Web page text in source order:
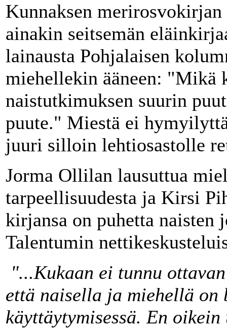
Kunnaksen
ainakin seitsemän
lainausta Pohjalaisen
miehellekin ääneen: "Mikä
naistutkimuksen suurin
puute." Miestä ei
juuri silloin lehtiosastolle
Jorma Ollilan lausuttua
tarpeellisuudesta ja Kirsi
kirjansa on puhetta
Talentumin
"...Kukaan ei tunnu
että naisella ja miehellä
käyttäytymisessä. En